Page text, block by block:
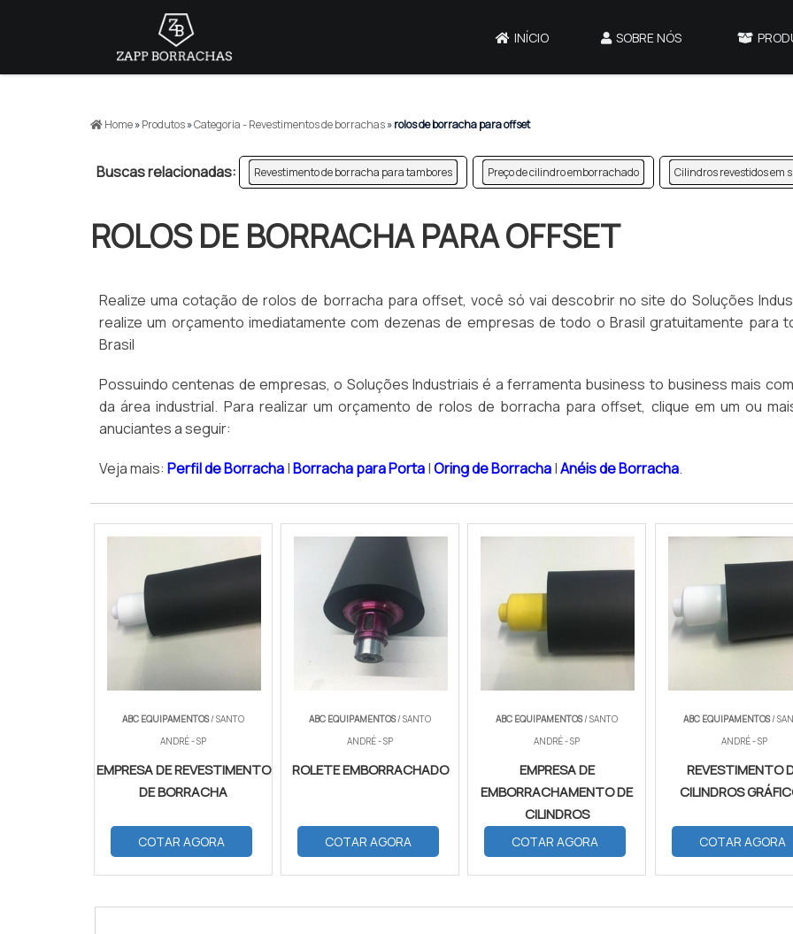
INÍCIO SOBRE NÓS
>
Home»Produtos»Categoria - Revestimentos de borrachas»rolos de borracha para offset
Buscas relacionadas: Revestimento de borracha para tambores Preço de cilindro emborrachado Cilindros revestidos em
ROLOS DE BORRACHA PARA OFFSET
Realize uma cotação de rolos de borracha para offset, você só vai descobrir no site do Soluções
realize um orçamento imediatamente com dezenas de empresas de todo o Brasil gratuitamente para
Brasil
Possuindo centenas de empresas, o Soluções Industriais é a ferramenta business to business mais
da área industrial. Para realizar um orçamento de rolos de borracha para offset, clique em um ou
anuciantes a seguir:
Veja mais: Perfil de Borracha|Borracha para Porta|Oring de Borracha|Anéis de Borracha.
ABC EQUIPAMENTOS/ SANTO
ANDRÉ - SP
EMPRESA DE REVESTIMENTO
DE BORRACHA
COTAR AGORA
ABC EQUIPAMENTOS/ SANTO
ANDRÉ - SP
ROLETE EMBORRACHADO
COTAR AGORA
ABC EQUIPAMENTOS/ SANTO
ANDRÉ - SP
EMPRESA DE
EMBORRACHAMENTO DE
CILINDROS
COTAR AGORA
ABC EQUIPAMENTOS/
ANDRÉ - SP
REVESTIMENTO
CILINDROS
COTAR AGORA